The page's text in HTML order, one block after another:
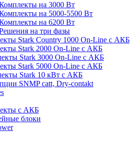
на 3000 Вт
на 5000-5500 Вт
на 6200 Вт
на три фазы
Stark Country 1000 On-Line с АКБ
Stark 2000 On-Line с АКБ
Stark 3000 On-Line с АКБ
Stark 5000 On-Line с АКБ
Stark 10 кВт с АКБ
SNMP catt, Dry-contakt
с АКБ
блоки